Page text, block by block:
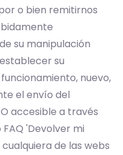
o bien remitirnos
su manipulación
su
nuevo,
el envío del
accesible a través
'Devolver mi
de las webs